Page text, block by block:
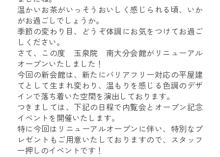
温かいお茶がいっそうおいしく感じられる頃、いか
がお過ごしでしょうか。
季節の変わり目、どうぞ体調にお気をつけてお過ご
しください。
さて、この度 玉泉院 南大分会館がリニューアル
オープンいたしました！
今回の新会館は、新たにバリアフリー対応の平屋建
てとして生まれ変わり、温もりを感じる色調のデザ
インで落ち着いた空間を演出しております。
つきましては、下記の日程で内覧会とオープン記念
イベントを開催いたします。
特に今回はリニューアルオープンに伴い、特別なプ
レゼントもご用意いたしておりますので、スタッフ
一押しのイベントです！